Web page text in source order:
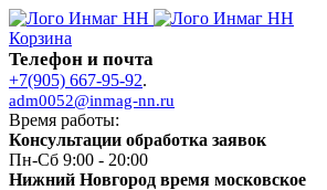
Корзина
Телефон и почта
+7(905) 667-95-92.
adm0052@inmag-nn.ru
Время работы:
Консультации обработка заявок
Пн-Сб 9:00 - 20:00
Нижний Новгород время московское